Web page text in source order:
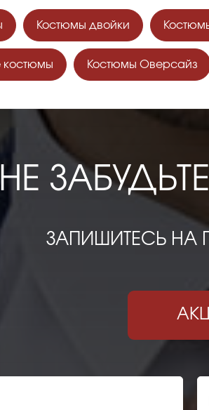
Костюмы двойки
костюмы Костюмы Оверсайз
ЗАПИШИТЕСЬ НА